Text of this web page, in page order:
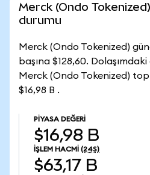
Merck (Ondo
durumu
Merck (Ondo Tokenized)
başına $128,60.
Merck (Ondo Tokenized)
$16,98 B .
PIYASA DEĞERI
$16,98 B
İŞLEM HACMI (24S)
$63,17 B